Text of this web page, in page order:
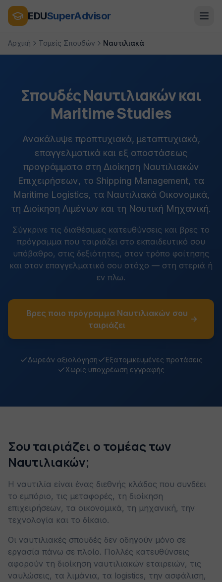
EDUSuperAdvisor
Αρχική Τομείς Σπουδών Ναυτιλιακά
Σπουδές Ναυτιλιακών και
Maritime Studies
Ανακάλυψε προπτυχιακά, μεταπτυχιακά,
επαγγελματικά και εξ αποστάσεως
προγράμματα στη Διοίκηση Ναυτιλιακών
Επιχειρήσεων, το Shipping Management, τα
Maritime Logistics, τα Ναυτιλιακά Οικονομικά,
τη Διοίκηση Λιμένων και τη Ναυτική Μηχανική.
Σύγκρινε τις διαθέσιμες κατευθύνσεις και βρες το
πρόγραμμα που ταιριάζει στο εκπαιδευτικό σου
υπόβαθρο, στις δεξιότητες, στον τρόπο φοίτησης
και στον επαγγελματικό σου στόχο — στη στεριά ή
εν πλω.
Βρες ποιο πρόγραμμα Ναυτιλιακών σου
ταιριάζει
Δωρεάν αξιολόγηση
Εξατομικευμένες προτάσεις
Χωρίς υποχρέωση εγγραφής
Σου ταιριάζει ο τομέας των
Ναυτιλιακών;
Η ναυτιλία είναι ένας διεθνής κλάδος που συνδέει
το εμπόριο, τις μεταφορές, τη διοίκηση
επιχειρήσεων, τα οικονομικά, τη μηχανική, την
τεχνολογία και το δίκαιο.
Οι ναυτιλιακές σπουδές δεν οδηγούν μόνο σε
εργασία πάνω σε πλοίο. Πολλές κατευθύνσεις
αφορούν τη διοίκηση ναυτιλιακών εταιρειών, τις
ναυλώσεις, τα λιμάνια, τα logistics, την ασφάλιση,